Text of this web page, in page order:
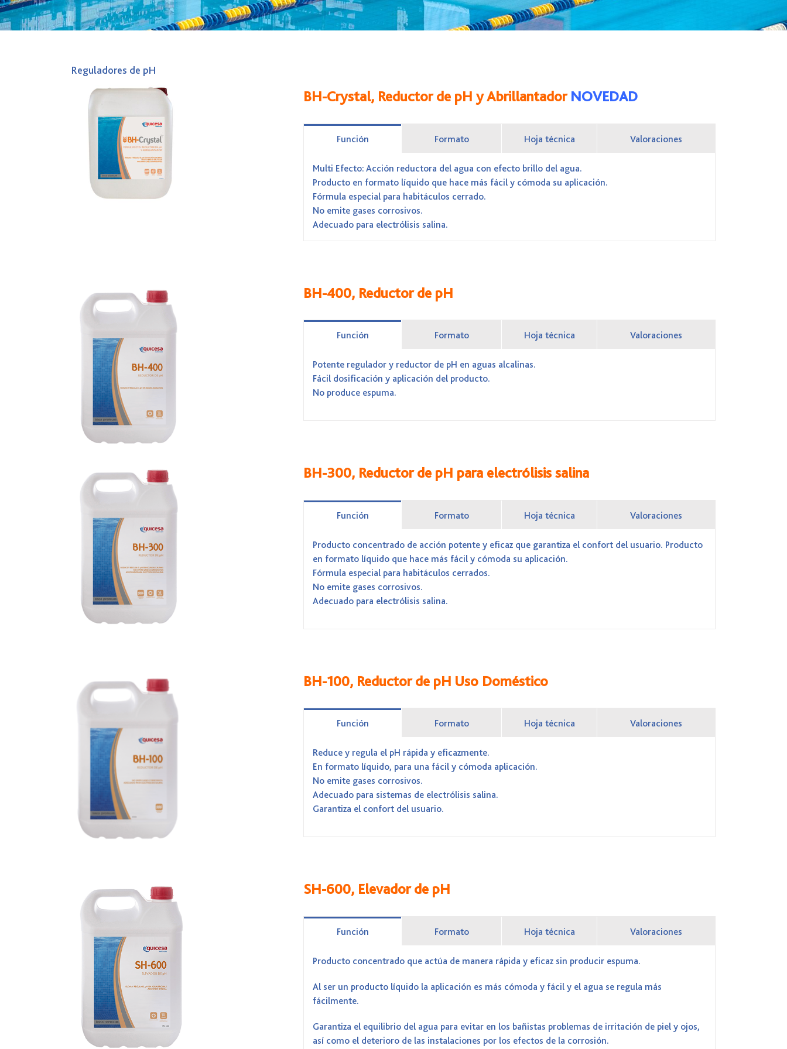
Reguladores de pH
BH-Crystal, Reductor de pH y Abrillantador NOVEDAD
Función Formato Hoja técnica Valoraciones
Multi Efecto: Acción reductora del agua con efecto brillo del agua.
Producto en formato líquido que hace más fácil y cómoda su aplicación.
Fórmula especial para habitáculos cerrado.
No emite gases corrosivos.
Adecuado para electrólisis salina.
BH-400, Reductor de pH
Función Formato Hoja técnica Valoraciones
Potente regulador y reductor de pH en aguas alcalinas.
Fácil dosificación y aplicación del producto.
No produce espuma.
BH-300, Reductor de pH para electrólisis salina
Función Formato Hoja técnica Valoraciones
Producto concentrado de acción potente y eficaz que garantiza el confort del usuario. Producto
en formato líquido que hace más fácil y cómoda su aplicación.
Fórmula especial para habitáculos cerrados.
No emite gases corrosivos.
Adecuado para electrólisis salina.
BH-100, Reductor de pH Uso Doméstico
Función Formato Hoja técnica Valoraciones
Reduce y regula el pH rápida y eficazmente.
En formato líquido, para una fácil y cómoda aplicación.
No emite gases corrosivos.
Adecuado para sistemas de electrólisis salina.
Garantiza el confort del usuario.
SH-600, Elevador de pH
Función Formato Hoja técnica Valoraciones
Producto concentrado que actúa de manera rápida y eficaz sin producir espuma.
Al ser un producto líquido la aplicación es más cómoda y fácil y el agua se regula más
fácilmente.
Garantiza el equilibrio del agua para evitar en los bañistas problemas de irritación de piel y ojos,
así como el deterioro de las instalaciones por los efectos de la corrosión.